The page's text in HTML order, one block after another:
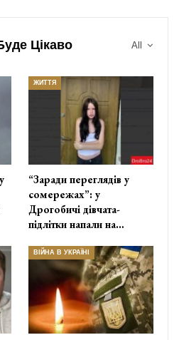
All
Цікаво
ЖИТТЯ
“Заради переглядів у
сомережах”: у
Дрогобичі дівчата-
підлітки напали на…
ВІЙНА В УКРАЇНІ